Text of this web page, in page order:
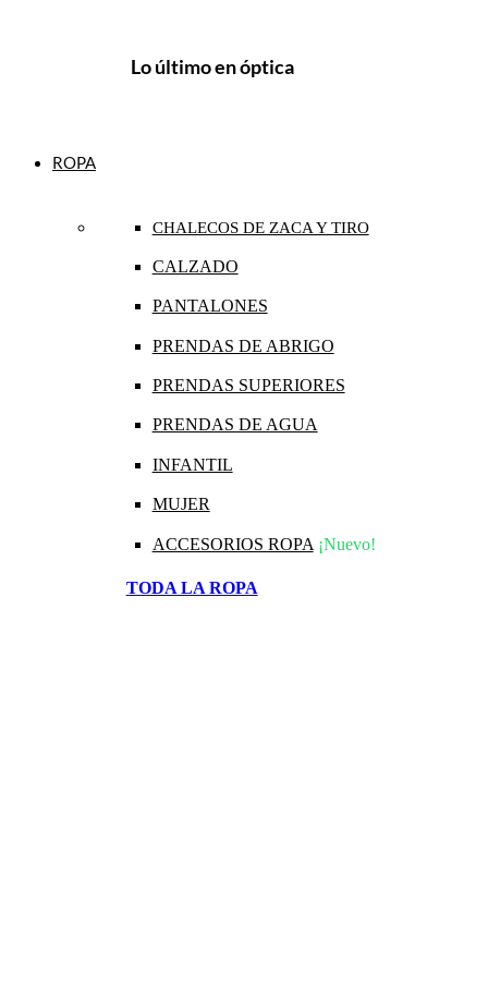
Lo último en óptica
ROPA
CHALECOS DE ZACA Y TIRO
CALZADO
PANTALONES
PRENDAS DE ABRIGO
PRENDAS SUPERIORES
PRENDAS DE AGUA
INFANTIL
MUJER
ACCESORIOS ROPA ¡Nuevo!
TODA LA ROPA